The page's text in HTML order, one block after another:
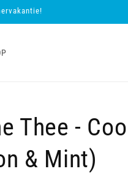
Thee -
& Mint)